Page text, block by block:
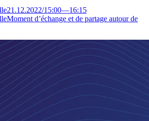
21.12.2022/15:00—16:15
Moment d’échange et de partage autour de